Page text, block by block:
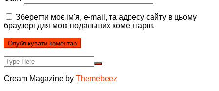
Зберегти моє ім'я, e-mail, та адресу сайту в цьому
браузері для моїх подальших коментарів.
Cream Magazine by Themebeez